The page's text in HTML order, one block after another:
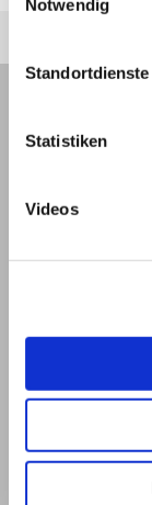
Notwendig
Standortdienste
Statistiken
Videos